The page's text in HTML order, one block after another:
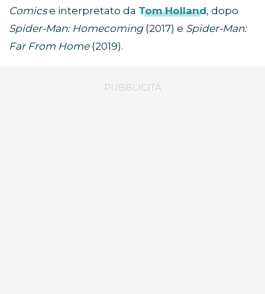
Comicse interpretato da Tom Holland, dopo
Spider-Man: Homecoming (2017) e Spider-Man:
Far From Home(2019).